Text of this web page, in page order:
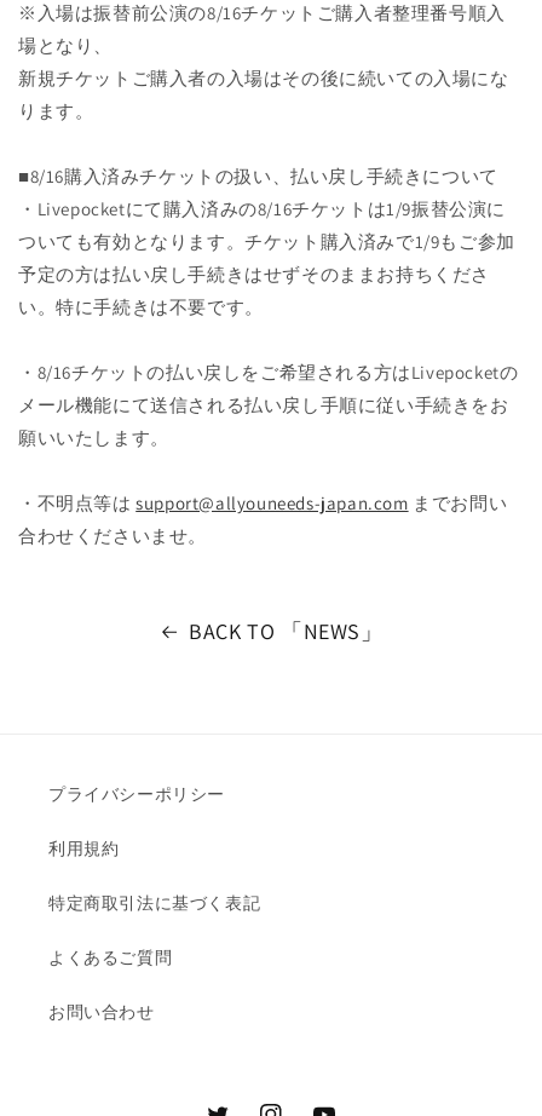
※入場は振替前公演の8/16チケットご購入者整理番号順入
場となり、
新規チケットご購入者の入場はその後に続いての入場にな
ります。
■8/16購入済みチケットの扱い、払い戻し手続きについて
・Livepocketにて購入済みの8/16チケットは1/9振替公演に
ついても有効となります。チケット購入済みで1/9もご参加
予定の方は払い戻し手続きはせずそのままお持ちくださ
い。特に手続きは不要です。
・8/16チケットの払い戻しをご希望される方はLivepocketの
メール機能にて送信される払い戻し手順に従い手続きをお
願いいたします。
・不明点等はsupport@allyouneeds-japan.com までお問い
合わせくださいませ。
BACK TO 「NEWS」
プライバシーポリシー
利用規約
特定商取引法に基づく表記
よくあるご質問
お問い合わせ